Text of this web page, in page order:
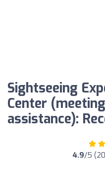
Sightseeing
Center
assistance):
4.9/5